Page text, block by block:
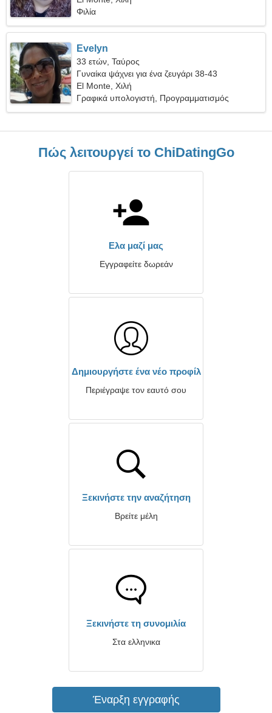
Φιλία
Evelyn
33 ετών, Ταύρος
Γυναίκα ψάχνει για ένα ζευγάρι 38-43
El Monte, Χιλή
Γραφικά υπολογιστή, Προγραμματισμός
Πώς λειτουργεί το ChiDatingGo
Ελα μαζί μας
Εγγραφείτε δωρεάν
Δημιουργήστε ένα νέο προφίλ
Περιέγραψε τον εαυτό σου
Ξεκινήστε την αναζήτηση
Βρείτε μέλη
Ξεκινήστε τη συνομιλία
Στα ελληνικα
Έναρξη εγγραφής